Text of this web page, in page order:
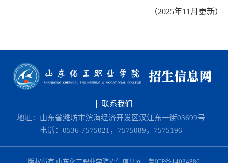
（2025年11月更新）
联系我们
地址：山东省潍坊市滨海经济开发区汉江东一街03699号
电话：0536-7575021，7575089，7575196